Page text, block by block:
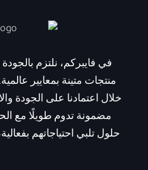
في فايبركم، نلتزم بالجودة
منتجات متينة بمعايير
خلال اعتمادنا على الجودة
مضمونة تدوم طويلًا مع
حلول تلبي احتياجاتهم